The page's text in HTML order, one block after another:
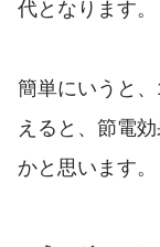
代となります。
簡単にいうと
えると、節電
かと思います。